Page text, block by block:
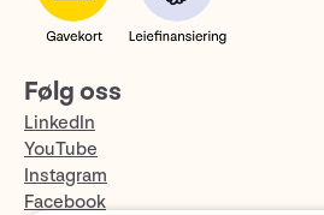
Følg oss
LinkedIn
YouTube
Instagram
Facebook